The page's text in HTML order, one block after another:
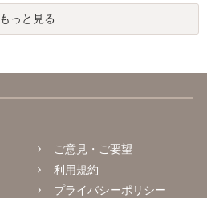
もっと見る
ご意見・ご要望
利用規約
プライバシーポリシー